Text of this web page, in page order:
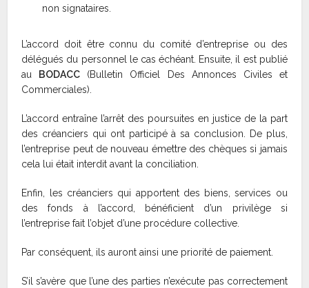
non signataires.
L’accord doit être connu du comité d’entreprise ou des
délégués du personnel le cas échéant. Ensuite, il est publié
au
BODACC (Bulletin Officiel Des Annonces Civiles et
Commerciales).
L’accord entraîne l’arrêt des poursuites en justice de la part
des créanciers qui ont participé à sa conclusion. De plus,
l’entreprise peut de nouveau émettre des chèques si jamais
cela lui était interdit avant la conciliation.
Enfin, les créanciers qui apportent des biens, services ou
des fonds à l’accord, bénéficient d’un privilège si
l’entreprise fait l’objet d’une procédure collective.
Par conséquent, ils auront ainsi une priorité de paiement.
S’il s’avère que l’une des parties n’exécute pas correctement